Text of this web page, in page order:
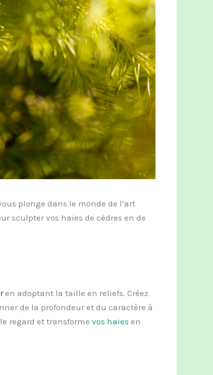
plonge dans le monde de l’art
sculpter vos haies de cèdres en de
en adoptant la taille en reliefs. Créez
de la profondeur et du caractère à
regard et transforme vos haies en